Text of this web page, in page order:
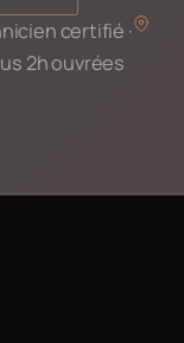
certifié ·
2h ouvrées